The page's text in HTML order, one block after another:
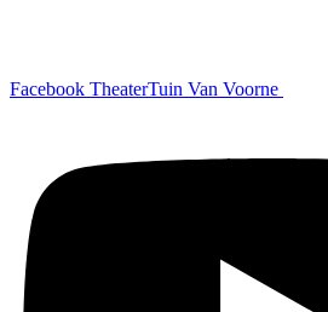
Facebook TheaterTuin Van Voorne